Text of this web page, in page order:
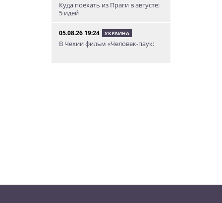
Куда поехать из Праги в августе:
5 идей
05.08.26 19:24 УКРАИНА
В Чехии фильм «Человек-паук: